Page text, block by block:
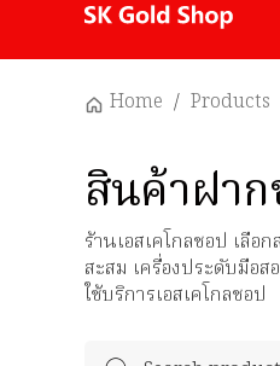
Home / Products
สินค้าฝาก
ร้านเอสเคโกลชอป เลื
สะสม เครื่องประดับมือส
ใช้บริการเอสเคโกลชอป